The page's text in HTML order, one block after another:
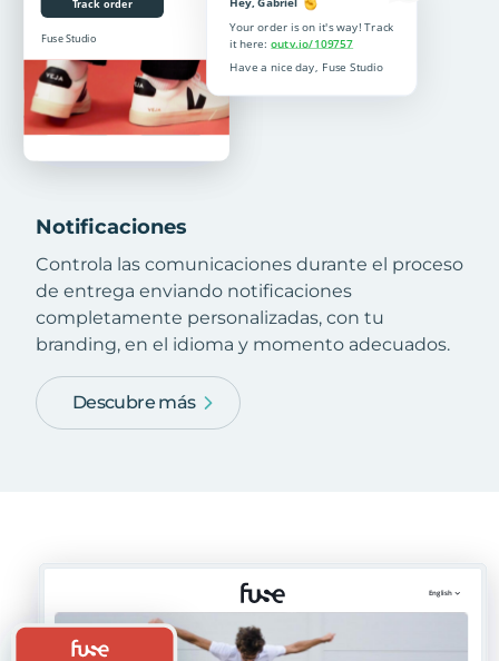
Notificaciones
Controla las comunicaciones durante el proceso
de entrega enviando notificaciones
completamente personalizadas, con tu
branding, en el idioma y momento adecuados.
Descubre más